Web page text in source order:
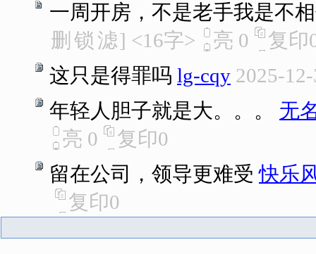
一周开房，不是老手我是不
删 锁 滤] <16字> 亮 0 复印
这只是得罪吗 lg-cqy 2025-
年轻人胆子就是大。。。
无
亮 0 复印0
留在公司，领导更难受 快乐
复印0